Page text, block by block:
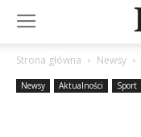
Strona główna Newsy
Newsy Aktualności Sport